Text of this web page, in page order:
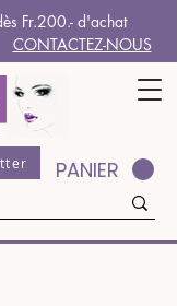
Fr.200.- d'achat
CONTACTEZ-NOUS
PANIER